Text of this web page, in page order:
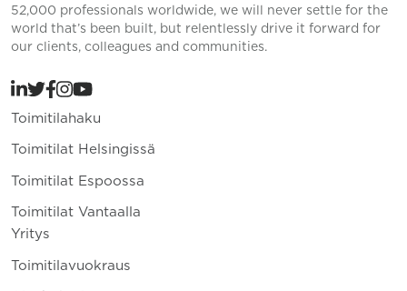
52,000 professionals worldwide, we will never settle for the
world that’s been built, but relentlessly drive it forward for
our clients, colleagues and communities.
Toimitilahaku
Toimitilat Helsingissä
Toimitilat Espoossa
Toimitilat Vantaalla
Yritys
Toimitilavuokraus